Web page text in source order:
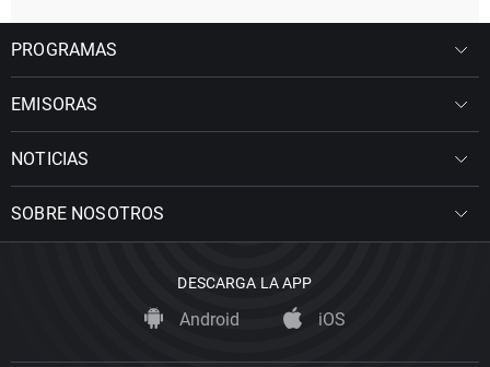
PROGRAMAS
EMISORAS
NOTICIAS
SOBRE NOSOTROS
DESCARGA LA APP
Android iOS